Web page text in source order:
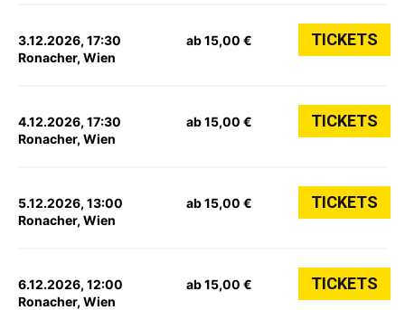
3.12.2026, 17:30
Ronacher, Wien
ab 15,00 € TICKETS
4.12.2026, 17:30
Ronacher, Wien
ab 15,00 € TICKETS
5.12.2026, 13:00
Ronacher, Wien
ab 15,00 € TICKETS
6.12.2026, 12:00
Ronacher, Wien
ab 15,00 € TICKETS